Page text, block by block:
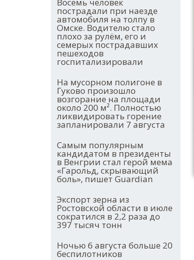
пострадали при наезде
автомобиля на толпу в
Омске. Водителю стало
плохо за рулём, его и
семерых пострадавших
пешеходов
госпитализировали
На мусорном полигоне в
Гуково произошло
возгорание на площади
около 200 м². Полностью
ликвидировать горение
запланировали 7 августа
Самым популярным
кандидатом в президенты
в Венгрии стал герой мема
«Гарольд, скрывающий
боль», пишет Guardian
Экспорт зерна из
Ростовской области в июле
сократился в 2,2 раза до
397 тысяч тонн
Ночью 6 августа больше 20
беспилотников